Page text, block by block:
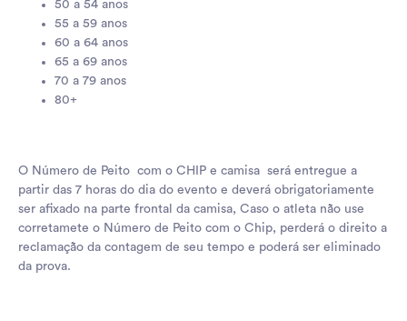
50 a 54 anos
55 a 59 anos
60 a 64 anos
65 a 69 anos
70 a 79 anos
80+
O Número de Peito com o CHIP e camisa será entregue a
partir das 7 horas do dia do evento e deverá obrigatoriamente
ser afixado na parte frontal da camisa, Caso o atleta não use
corretamete o Número de Peito com o Chip, perderá o direito a
reclamação da contagem de seu tempo e poderá ser eliminado
da prova.